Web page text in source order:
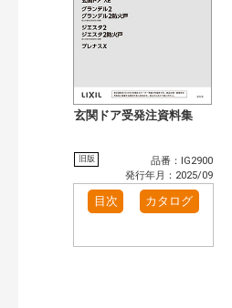
玄関ドア受発注資料集
旧版
品番：IG2900
発行年月：2025/09
目次 カタログ